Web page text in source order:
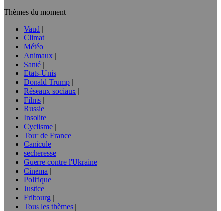
Thèmes du moment
Vaud
Climat
Météo
Animaux
Santé
Etats-Unis
Donald Trump
Réseaux sociaux
Films
Russie
Insolite
Cyclisme
Tour de France
Canicule
secheresse
Guerre contre l'Ukraine
Cinéma
Politique
Justice
Fribourg
Tous les thèmes